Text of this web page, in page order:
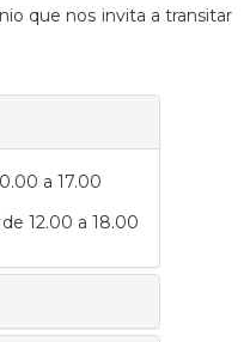
que nos invita a transitar
a 17.00
12.00 a 18.00